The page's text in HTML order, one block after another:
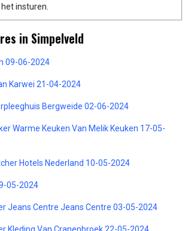
het insturen.
in Simpelveld
09-06-2024
Karwei 21-04-2024
Bergweide 02-06-2024
Warme Keuken Van Melik Keuken 17-05-
Hotels Nederland 10-05-2024
05-2024
Jeans Centre Jeans Centre 03-05-2024
Kleding Van Cranenbroek 22-05-2024